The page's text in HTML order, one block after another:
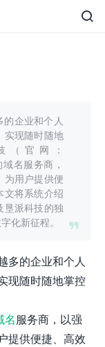


企业和个人
实现随时随地
（官网：
名服务商，
为用户提供便
文将系统介绍
垦派科技的独
化新征程。
多的企业和个人
现随时随地掌控
名服务商，以强
提供便捷、高效